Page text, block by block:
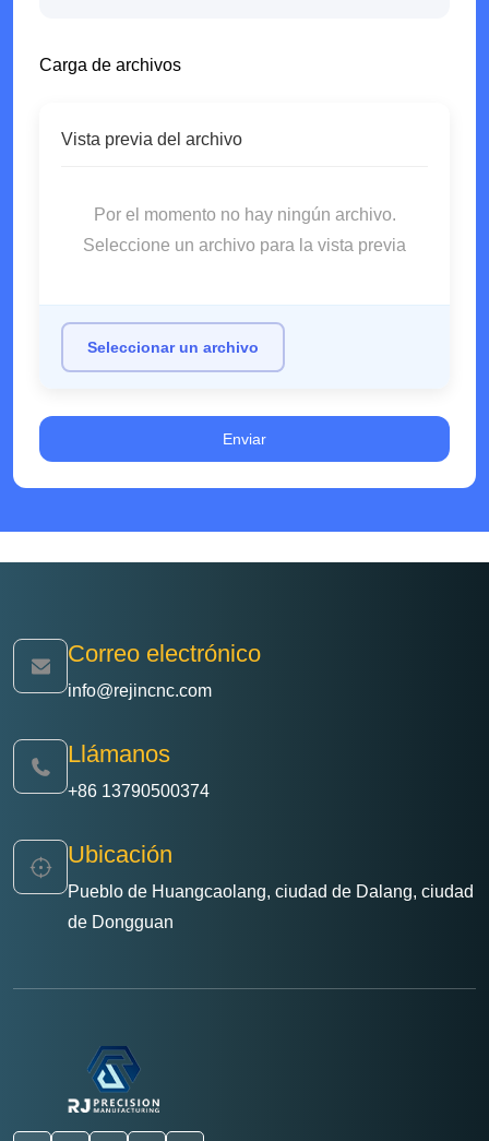
Carga de archivos
Vista previa del archivo
Por el momento no hay ningún archivo.
Seleccione un archivo para la vista previa
Seleccionar un archivo
Correo electrónico
info@rejincnc.com
Llámanos
+86 13790500374
Ubicación
Pueblo de Huangcaolang, ciudad de Dalang, ciudad
de Dongguan